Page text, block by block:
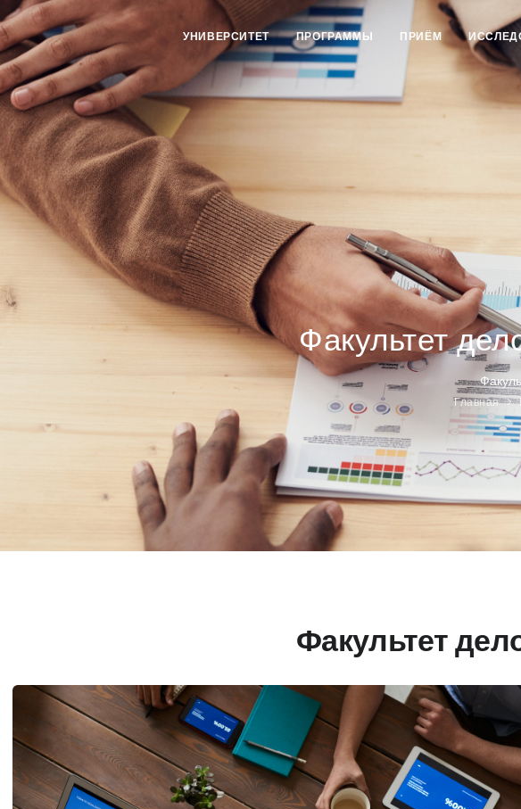
УНИВЕРСИТЕТ ПРОГРАММЫ ПРИЁМ
Факультет
Главная
Факультет